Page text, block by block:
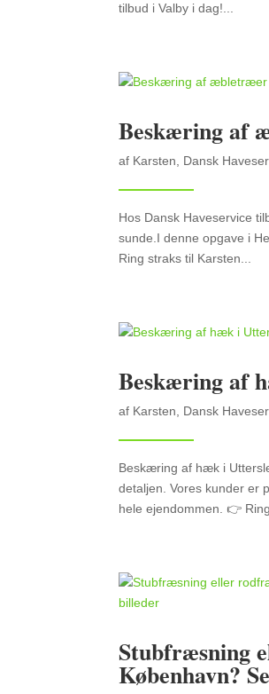
tilbud i Valby i dag!...
Beskæring af
af Karsten, Dansk
Hos Dansk Haveservice
sunde.I denne opgave i
Ring straks til Karsten...
Beskæring af
af Karsten, Dansk
Beskæring af hæk i
detaljen. Vores kunder er
hele ejendommen. 👉 Ring
Stubfræsning
København?